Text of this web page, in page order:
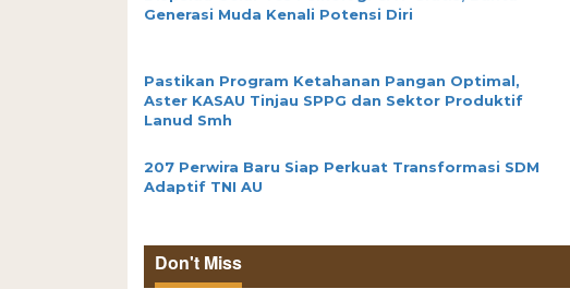
Generasi Muda Kenali Potensi Diri
Pastikan Program Ketahanan Pangan Optimal,
Aster KASAU Tinjau SPPG dan Sektor Produktif
Lanud Smh
207 Perwira Baru Siap Perkuat Transformasi SDM
Adaptif TNI AU
Don't Miss